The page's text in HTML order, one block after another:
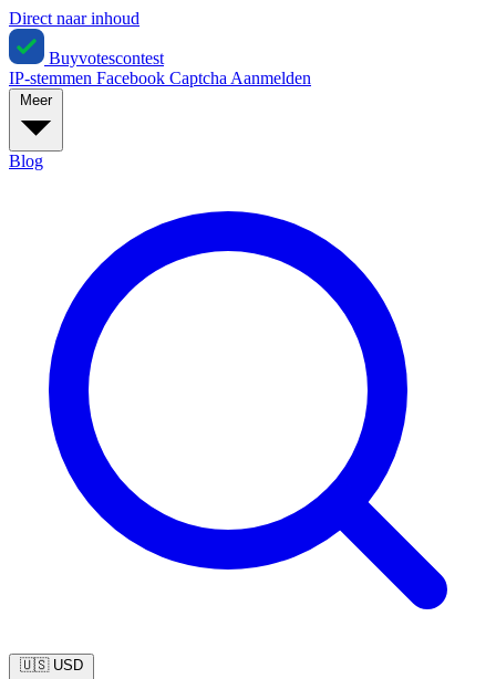
Direct naar inhoud
Buyvotescontest
IP-stemmen Facebook Captcha Aanmelden
Meer
Blog
🇺🇸 USD